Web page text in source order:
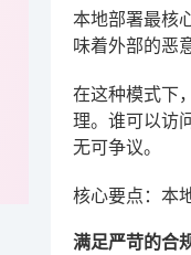
本地部署最核
味着外部的恶
在这种模式下
理。谁可以访
无可争议。
核心要点：本
满足严苛的合